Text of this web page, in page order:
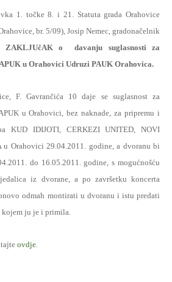
1. točke 8. i 21. Statuta grada Orahovice
br. 5/09), Josip Nemec, gradonačelnik
ZAKLJUčAK o
davanju suglasnosti za
u Orahovici Udruzi PAUK Orahovica.
F. Gavrančića 10 daje se suglasnost za
u Orahovici, bez naknade, za pripremu i
KUD IDIJOTI, CERKEZI UNITED, NOVI
u Orahovici 29.04.2011. godine, a dvoranu bi
do 16.05.2011. godine, s mogućnošću
iz dvorane, a po završetku koncerta
odmah montirati u dvoranu i istu predati
kojem ju je i primila.
ovdje.